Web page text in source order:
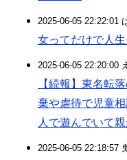
2025-06-05 22:22:01
女ってだけで人
2025-06-05 22:20:00
【続報】東名転
棄や虐待で児童
人で遊んでいて親
2025-06-05 22:18:57